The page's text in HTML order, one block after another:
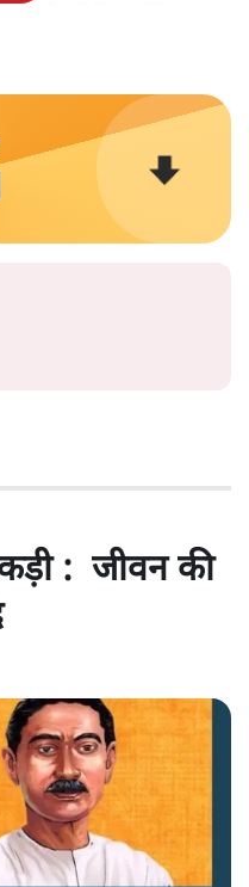
की कोशिश करेंगे।
: जीवन की